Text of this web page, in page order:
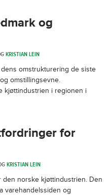
og
KRISTIAN LEIN
omstrukturering de siste
omstillingsevne.
kjøttindustrien i regionen i
for
KRISTIAN LEIN
norske kjøttindustrien. Den
varehandelssiden og